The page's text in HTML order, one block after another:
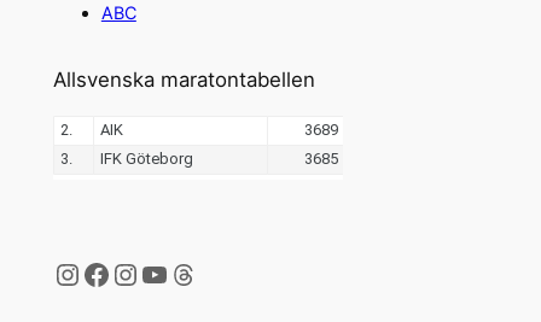
ABC
Allsvenska maratontabellen
Instagram
Facebook
Instagram
YouTube
Threads